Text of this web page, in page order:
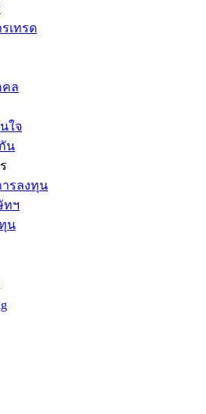
เทรด
คล
ใจ
น
รลงทุน
ทฯ
น